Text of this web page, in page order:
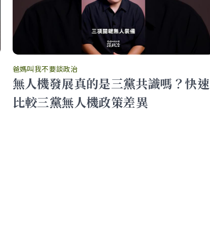
爸媽叫我不要談政治
無人機發展真的是三黨共識嗎？快速
比較三黨無人機政策差異